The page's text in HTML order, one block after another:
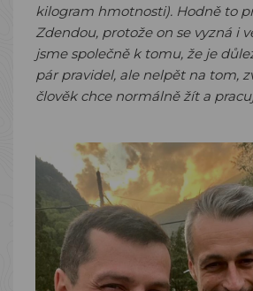
kilogram hmotnosti). Hodně to
Zdendou, protože on se vyzná i
jsme společně k tomu, že je
pár pravidel, ale nelpět na tom,
člověk chce normálně žít a